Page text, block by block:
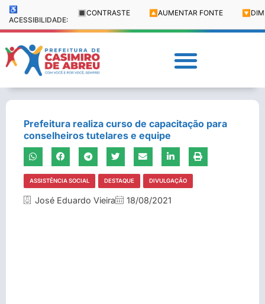
♿
ACESSIBILIDADE:
🔳 CONTRASTE 🔼 AUMENTAR FONTE 🔽
Prefeitura realiza curso de capacitação para
conselheiros tutelares e equipe
ASSISTÊNCIA SOCIAL DESTAQUE DIVULGAÇÃO
José Eduardo Vieira 18/08/2021